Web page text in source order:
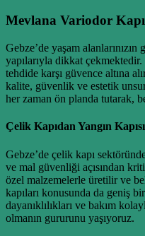
Mevlana Variodor
Gebze’de yaşam
yapılarıyla dikkat
tehdide karşı güvence altına
kalite, güvenlik ve estetik
her zaman ön planda tutarak,
Çelik Kapıdan Yangın
Gebze’de çelik kapı
ve mal güvenliği açısından
özel malzemelerle üretilir ve
kapıları konusunda da geniş
dayanıklılıkları ve bakım
olmanın gururunu yaşıyoruz.